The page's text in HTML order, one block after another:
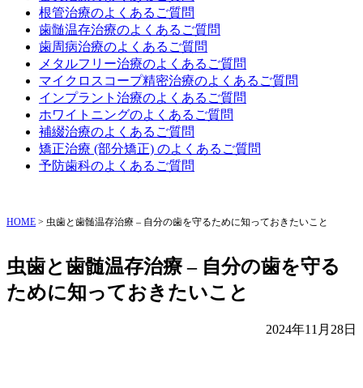
根管治療のよくあるご質問
歯髄温存治療のよくあるご質問
歯周病治療のよくあるご質問
メタルフリー治療のよくあるご質問
マイクロスコープ精密治療のよくあるご質問
インプラント治療のよくあるご質問
ホワイトニングのよくあるご質問
補綴治療のよくあるご質問
矯正治療 (部分矯正) のよくあるご質問
予防歯科のよくあるご質問
HOME > 虫歯と歯髄温存治療 – 自分の歯を守るために知っておきたいこと
虫歯と歯髄温存治療 – 自分の歯を守る
ために知っておきたいこと
2024年11月28日